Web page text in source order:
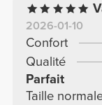
2026-01-10
Confort
Qualité
Parfait
Taille